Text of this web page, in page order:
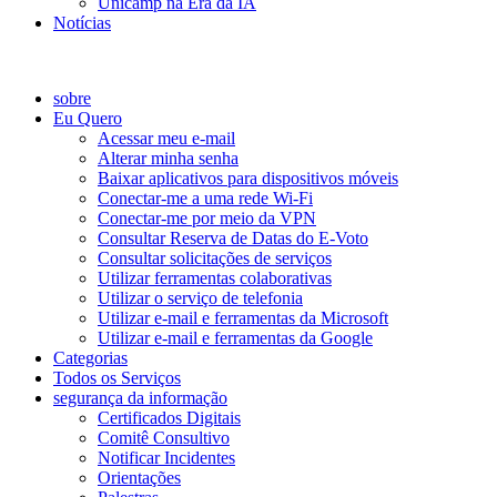
Notícias
sobre
Eu Quero
Acessar meu e-mail
Alterar minha senha
Baixar aplicativos para dispositivos móveis
Conectar-me a uma rede Wi-Fi
Conectar-me por meio da VPN
Consultar Reserva de Datas do E-Voto
Consultar solicitações de serviços
Utilizar ferramentas colaborativas
Utilizar o serviço de telefonia
Utilizar e-mail e ferramentas da Microsoft
Utilizar e-mail e ferramentas da Google
Categorias
Todos os Serviços
segurança da informação
Certificados Digitais
Comitê Consultivo
Notificar Incidentes
Orientações